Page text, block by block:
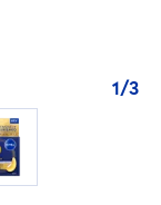
1/3